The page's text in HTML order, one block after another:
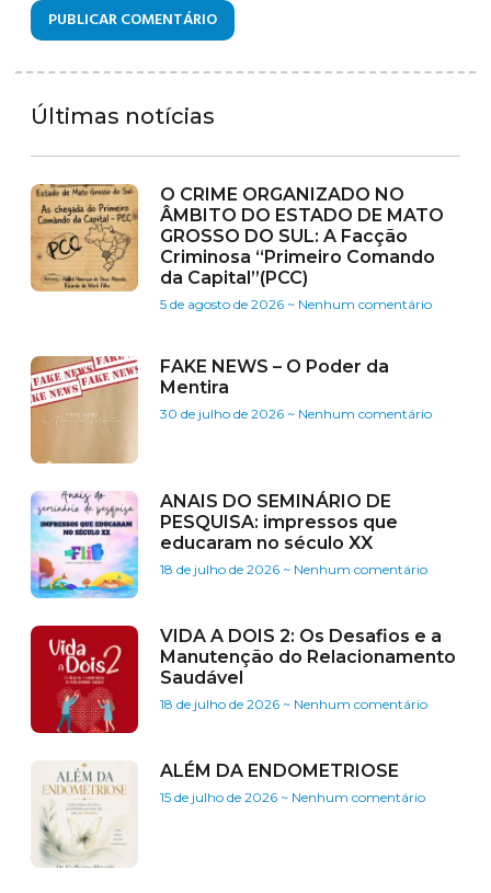
Últimas notícias
O CRIME ORGANIZADO NO
ÂMBITO DO ESTADO DE MATO
GROSSO DO SUL: A Facção
Criminosa “Primeiro Comando
da Capital”(PCC)
5 de agosto de 2026 Nenhum comentário
FAKE NEWS – O Poder da
Mentira
30 de julho de 2026 Nenhum comentário
ANAIS DO SEMINÁRIO DE
PESQUISA: impressos que
educaram no século XX
18 de julho de 2026 Nenhum comentário
VIDA A DOIS 2: Os Desafios e a
Manutenção do Relacionamento
Saudável
18 de julho de 2026 Nenhum comentário
ALÉM DA ENDOMETRIOSE
15 de julho de 2026 Nenhum comentário